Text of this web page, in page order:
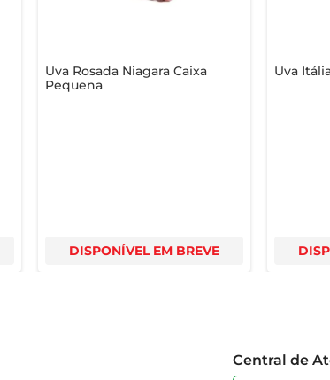
Uva Rosada Niagara Caixa
Pequena
DISPONÍVEL EM BREVE
Uva
Central de